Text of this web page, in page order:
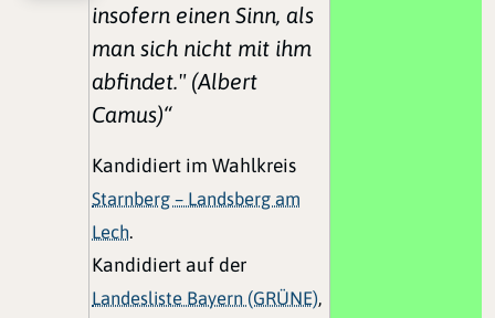
insofern einen Sinn, als
man sich nicht mit ihm
abfindet." (Albert
Camus)“
Kandidiert im Wahlkreis
Starnberg – Landsberg am
Lech.
Kandidiert auf der
Landesliste Bayern (GRÜNE),